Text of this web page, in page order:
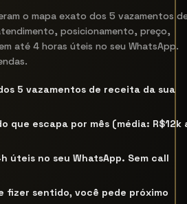
o mapa exato dos 5 vazamentos
posicionamento, preço,
até 4 horas úteis no seu WhatsApp.
5 vazamentos de receita da sua
que escapa por mês (média: R$12k
úteis no seu WhatsApp. Sem call
fizer sentido, você pede próximo